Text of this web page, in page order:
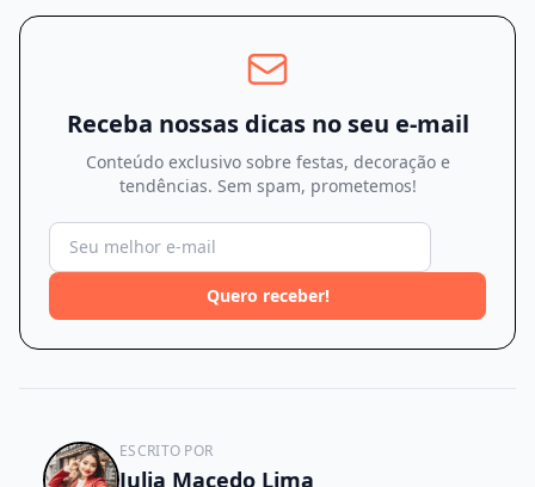
Receba nossas dicas no seu e-mail
Conteúdo exclusivo sobre festas, decoração e
tendências. Sem spam, prometemos!
Quero receber!
ESCRITO POR
Julia Macedo Lima